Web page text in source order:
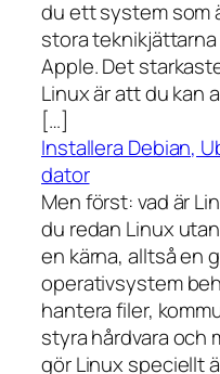
du ett system som
stora
Apple. Det
Linux är att du kan
[…]
Installera Debian,
dator
Men först: vad är
du redan Linux
en kärna, alltså en
operativsystem
hantera filer,
styra hårdvara och
gör Linux speciellt